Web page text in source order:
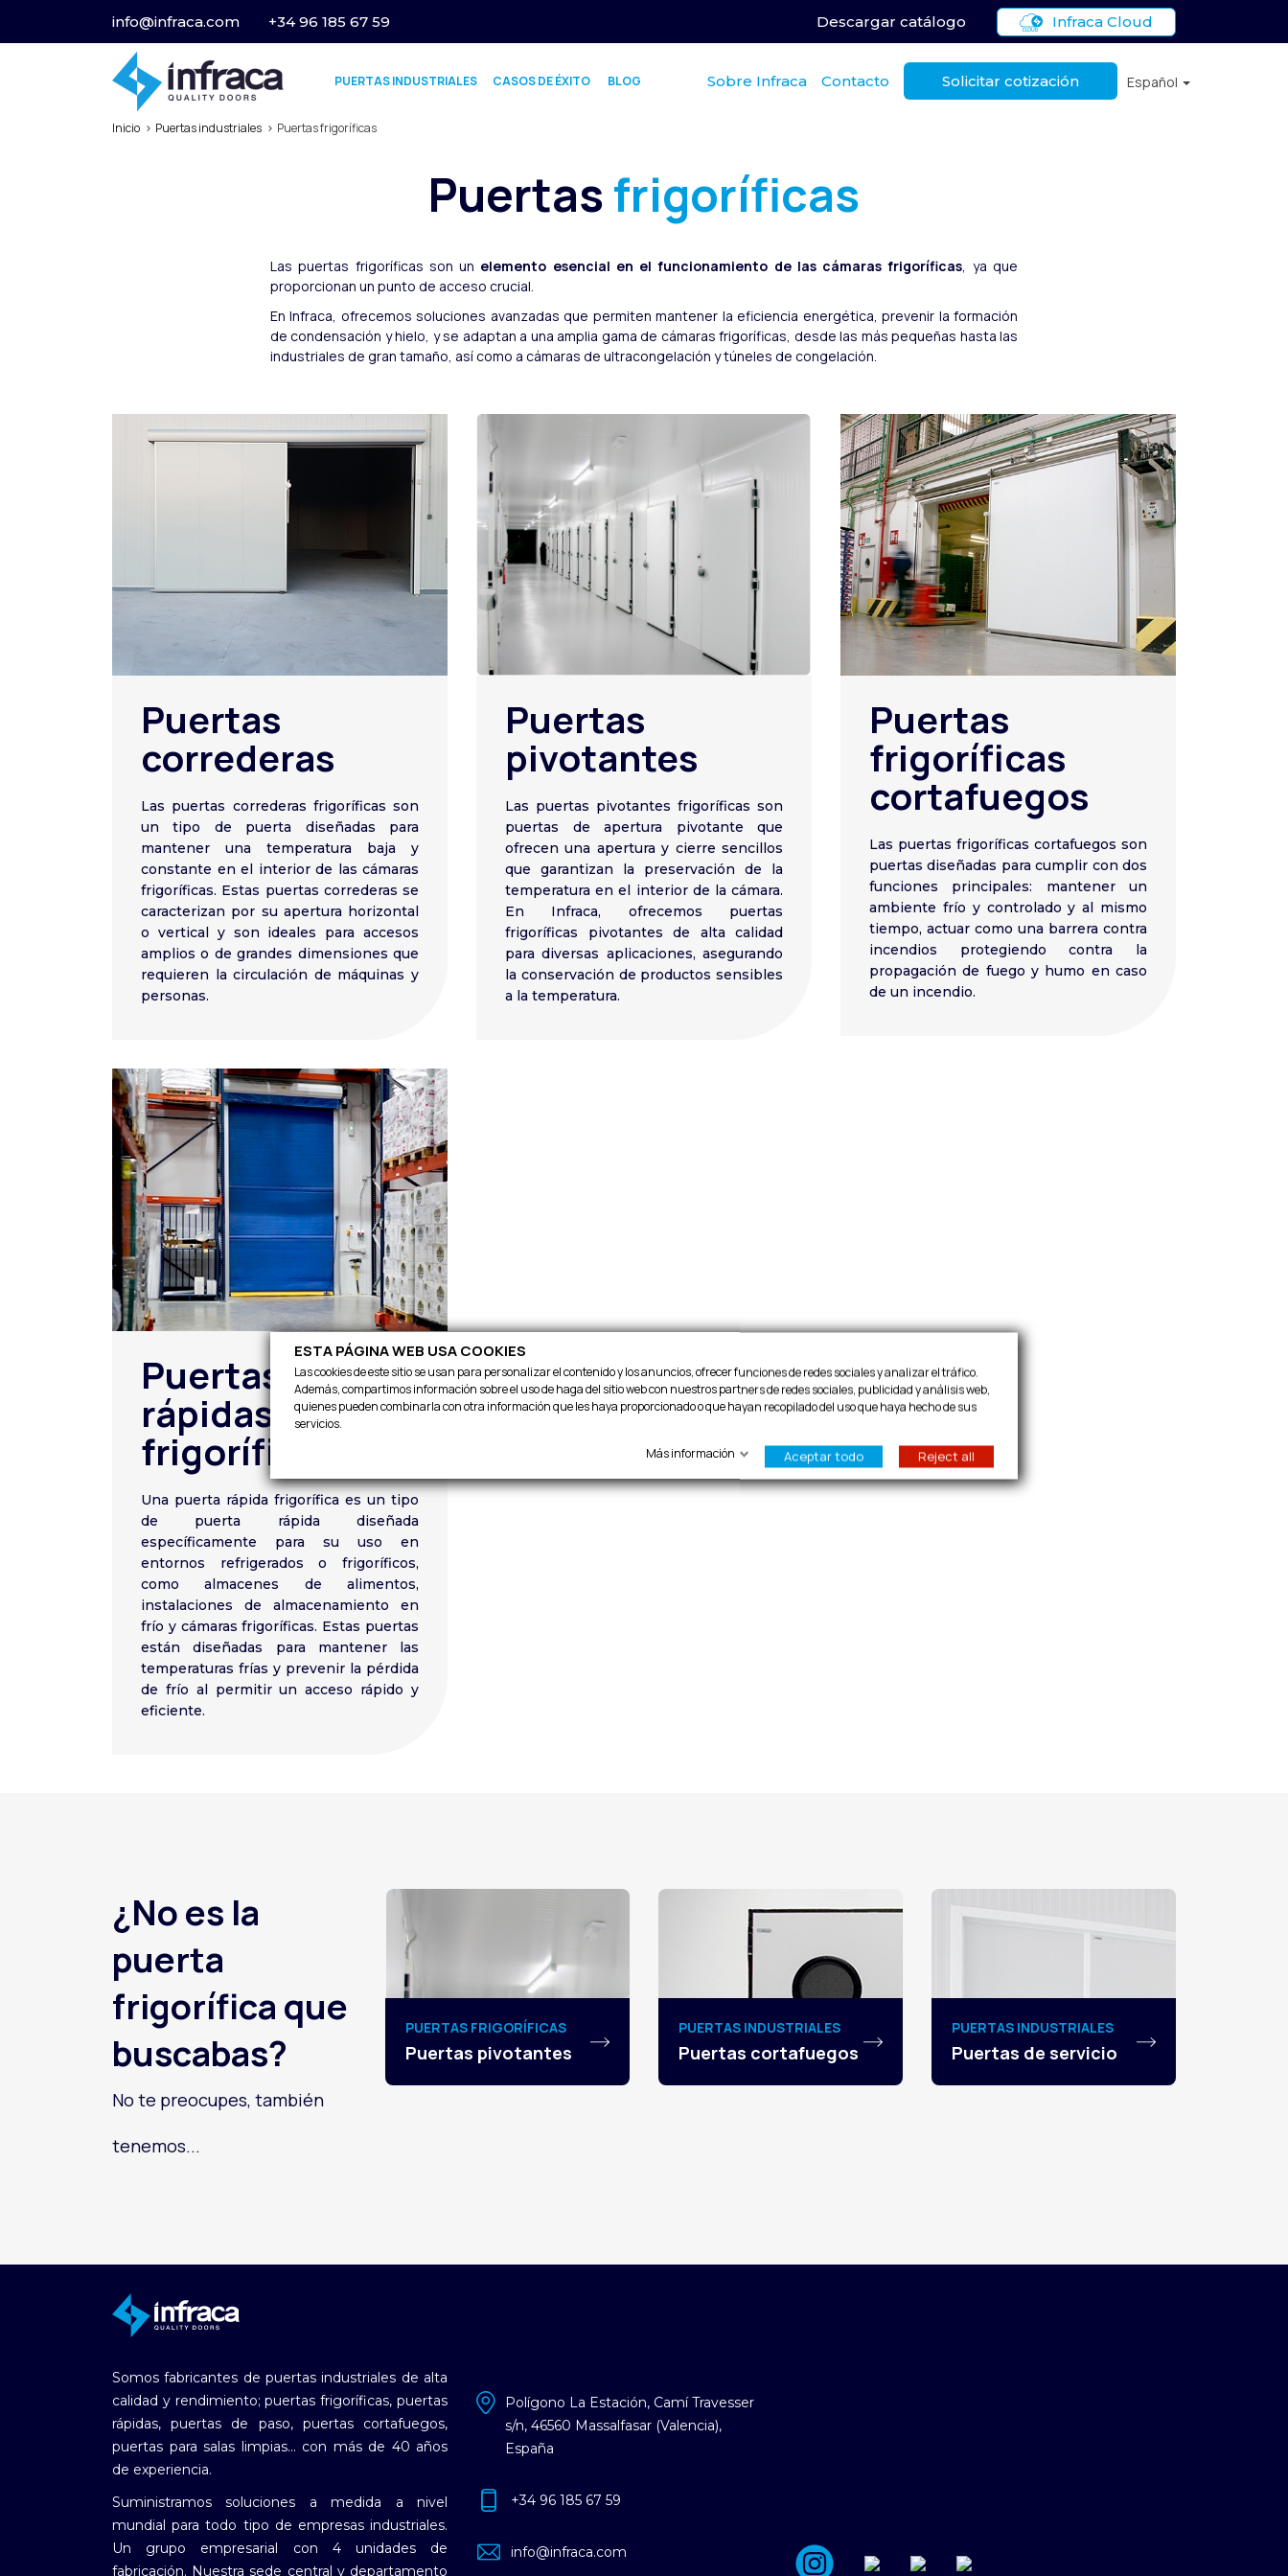
info@infraca.com +34 96 185 67 59 Descargar catálogo Infraca Cloud
PUERTAS INDUSTRIALES CASOS DE ÉXITO BLOG Sobre Infraca Contacto Solicitar cotización Español
Inicio Puertas industriales Puertas frigoríficas
Puertasfrigoríficas
Las puertas frigoríficas son un elemento esencial en el funcionamiento de las cámaras frigoríficas, ya que
proporcionan un punto de acceso crucial.
En Infraca, ofrecemos soluciones avanzadas que permiten mantener la eficiencia energética, prevenir la formación
de condensación y hielo, y se adaptan a una amplia gama de cámaras frigoríficas, desde las más pequeñas hasta las
industriales de gran tamaño, así como a cámaras de ultracongelación y túneles de congelación.
Puertas
correderas
Las puertas correderas frigoríficas son
un tipo de puerta diseñadas para
mantener una temperatura baja y
constante en el interior de las cámaras
frigoríficas. Estas puertas correderas se
caracterizan por su apertura horizontal
o vertical y son ideales para accesos
amplios o de grandes dimensiones que
requieren la circulación de máquinas y
personas.
Puertas
pivotantes
Las puertas pivotantes frigoríficas son
puertas de apertura pivotante que
ofrecen una apertura y cierre sencillos
que garantizan la preservación de la
temperatura en el interior de la cámara.
En Infraca, ofrecemos puertas
frigoríficas pivotantes de alta calidad
para diversas aplicaciones, asegurando
la conservación de productos sensibles
a la temperatura.
Puertas
frigoríficas
cortafuegos
Las puertas frigoríficas cortafuegos son
puertas diseñadas para cumplir con dos
funciones principales: mantener un
ambiente frío y controlado y al mismo
tiempo, actuar como una barrera contra
incendios protegiendo contra la
propagación de fuego y humo en caso
de un incendio.
Puertas
rápidas
frigoríficas
Una puerta rápida frigorífica es un tipo
de puerta rápida diseñada
específicamente para su uso en
entornos refrigerados o frigoríficos,
como almacenes de alimentos,
instalaciones de almacenamiento en
frío y cámaras frigoríficas. Estas puertas
están diseñadas para mantener las
temperaturas frías y prevenir la pérdida
de frío al permitir un acceso rápido y
eficiente.
¿No es la
puerta
frigorífica que
buscabas?
No te preocupes, también
tenemos...
PUERTAS FRIGORÍFICAS
Puertas pivotantes
PUERTAS INDUSTRIALES
Puertas cortafuegos
PUERTAS INDUSTRIALES
Puertas de servicio
Somos fabricantes de puertas industriales de alta
calidad y rendimiento; puertas frigoríficas, puertas
rápidas, puertas de paso, puertas cortafuegos,
puertas para salas limpias... con más de 40 años
de experiencia.
Suministramos soluciones a medida a nivel
mundial para todo tipo de empresas industriales.
Un grupo empresarial con 4 unidades de
fabricación. Nuestra sede central y departamento
Polígono La Estación, Camí Travesser
s/n, 46560 Massalfasar (Valencia),
España
+34 96 185 67 59
info@infraca.com
ESTA PÁGINA WEB USA COOKIES
Las cookies de este sitio se usan para personalizar el contenido y los anuncios, ofrecer funciones de redes sociales y analizar el tráfico.
Además, compartimos información sobre el uso de haga del sitio web con nuestros partners de redes sociales, publicidad y análisis web,
quienes pueden combinarla con otra información que les haya proporcionado o que hayan recopilado del uso que haya hecho de sus
servicios.
Más información
Aceptar todo Reject all